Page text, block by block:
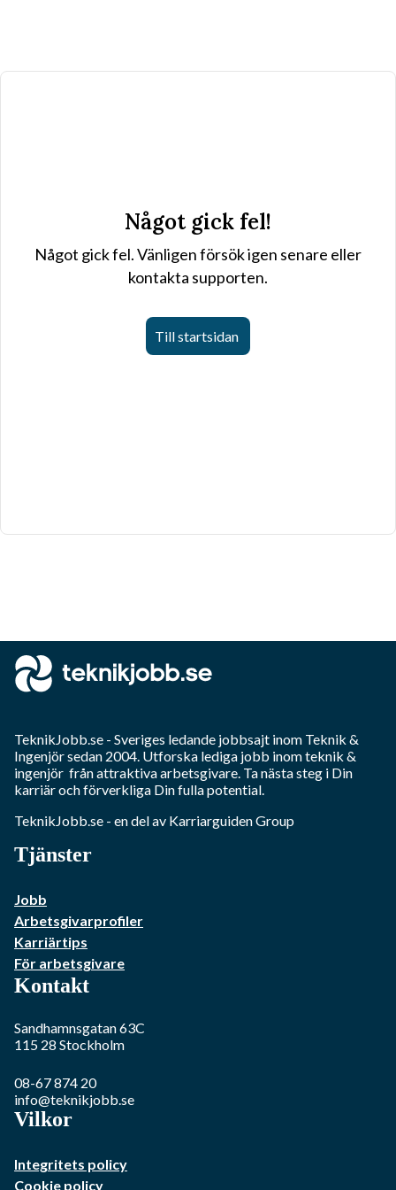
Något gick fel!
Något gick fel. Vänligen försök igen senare eller
kontakta supporten.
Till startsidan
TeknikJobb.se - Sveriges ledande jobbsajt inom Teknik &
Ingenjörsedan 2004. Utforska lediga jobb inomteknik &
ingenjör från attraktiva arbetsgivare. Ta nästa steg i Din
karriär och förverkliga Din fulla potential.
TeknikJobb.se - en del av Karriarguiden Group
Tjänster
Jobb
Arbetsgivarprofiler
Karriärtips
För arbetsgivare
Kontakt
Sandhamnsgatan 63C
115 28 Stockholm
08-67 874 20
info@teknikjobb.se
Vilkor
Integritets policy
Cookie policy